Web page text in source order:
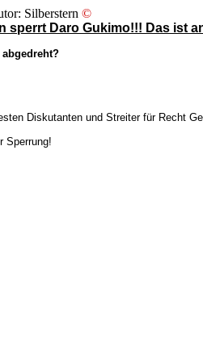
Silberstern ©
sperrt Daro Gukimo!!! Das ist
Diskutanten und Streiter für Recht
Sperrung!